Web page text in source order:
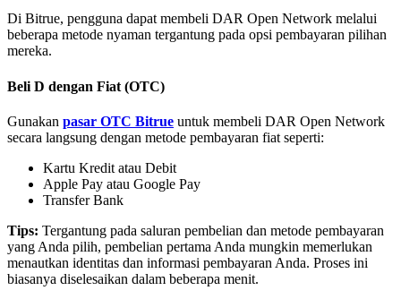
Mitra Bitrue
Afiliasi Bitrue
Di Bitrue, pengguna dapat membeli DAR Open Network melalui
beberapa metode nyaman tergantung pada opsi pembayaran pilihan
mereka.
Beli D dengan Fiat (OTC)
Gunakan pasar OTC Bitrue untuk membeli DAR Open Network
secara langsung dengan metode pembayaran fiat seperti:
Kartu Kredit atau Debit
Apple Pay atau Google Pay
Transfer Bank
Tips: Tergantung pada saluran pembelian dan metode pembayaran
yang Anda pilih, pembelian pertama Anda mungkin memerlukan
menautkan identitas dan informasi pembayaran Anda. Proses ini
biasanya diselesaikan dalam beberapa menit.